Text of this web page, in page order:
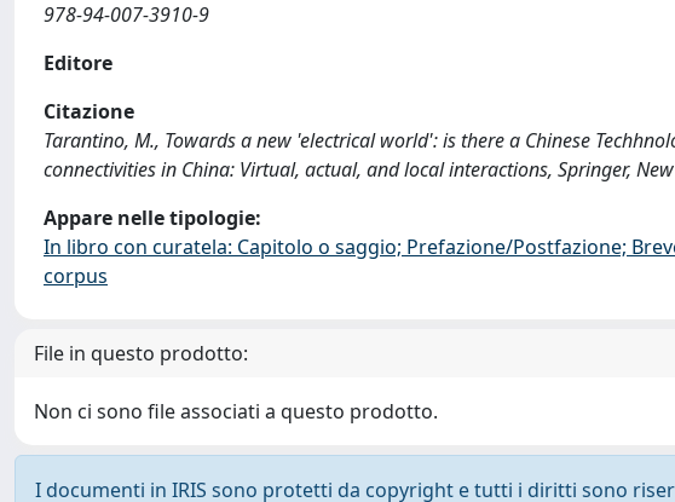
978-94-007-3910-9
Editore
Citazione
Tarantino, M., Towards a new 'electrical world': is there a Chinese
connectivities in China: Virtual, actual, and local interactions, Springer,
Appare nelle tipologie:
In libro con curatela: Capitolo o saggio; Prefazione/Postfazione;
corpus
File in questo prodotto:
Non ci sono file associati a questo prodotto.
I documenti in IRIS sono protetti da copyright e tutti i diritti sono